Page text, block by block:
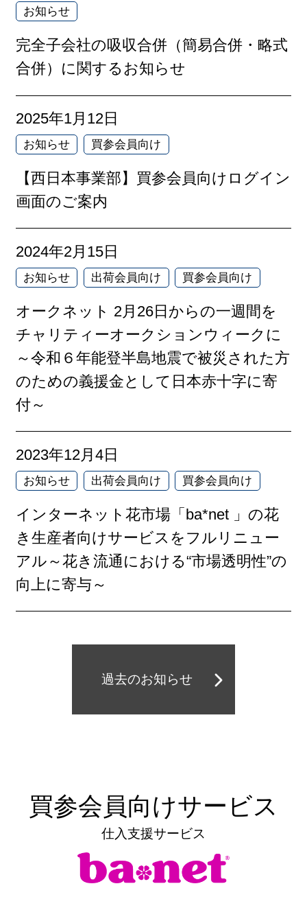
お知らせ
完全子会社の吸収合併（簡易合併・略式
合併）に関するお知らせ
2025年1月12日
お知らせ 買参会員向け
【西日本事業部】買参会員向けログイン
画面のご案内
2024年2月15日
お知らせ 出荷会員向け 買参会員向け
オークネット 2月26日からの一週間を
チャリティーオークションウィークに
～令和６年能登半島地震で被災された方
のための義援金として日本赤十字に寄
付～
2023年12月4日
お知らせ 出荷会員向け 買参会員向け
インターネット花市場「ba*net 」の花
き生産者向けサービスをフルリニュー
アル～花き流通における“市場透明性”の
向上に寄与～
過去のお知らせ
買参会員向けサービス
仕入支援サービス